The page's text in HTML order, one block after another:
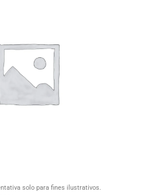
solo para fines ilustrativos.